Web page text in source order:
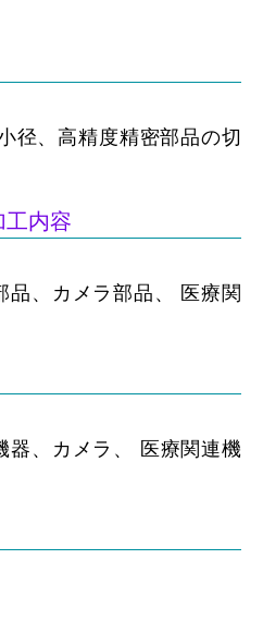
径、高精度精密部品の切
工内容
品、カメラ部品、 医療関
器、カメラ、 医療関連機